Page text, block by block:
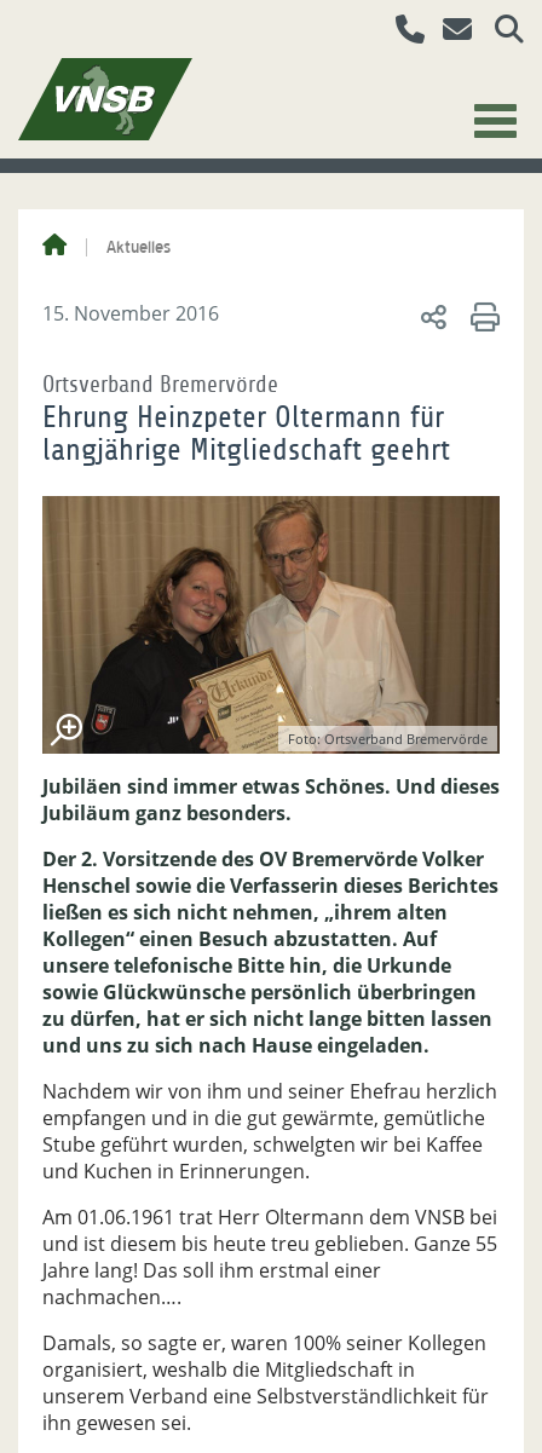
Aktuelles
15. November 2016
Ortsverband Bremervörde
Ehrung Heinzpeter Oltermann für
langjährige Mitgliedschaft geehrt
Foto: Ortsverband Bremervörde
Jubiläen sind immer etwas Schönes. Und dieses
Jubiläum ganz besonders.
Der 2. Vorsitzende des OV Bremervörde Volker
Henschel sowie die Verfasserin dieses Berichtes
ließen es sich nicht nehmen, „ihrem alten
Kollegen“ einen Besuch abzustatten. Auf
unsere telefonische Bitte hin, die Urkunde
sowie Glückwünsche persönlich überbringen
zu dürfen, hat er sich nicht lange bitten lassen
und uns zu sich nach Hause eingeladen.
Nachdem wir von ihm und seiner Ehefrau herzlich
empfangen und in die gut gewärmte, gemütliche
Stube geführt wurden, schwelgten wir bei Kaffee
und Kuchen in Erinnerungen.
Am 01.06.1961 trat Herr Oltermann dem VNSB bei
und ist diesem bis heute treu geblieben. Ganze 55
Jahre lang! Das soll ihm erstmal einer
nachmachen….
Damals, so sagte er, waren 100% seiner Kollegen
organisiert, weshalb die Mitgliedschaft in
unserem Verband eine Selbstverständlichkeit für
ihn gewesen sei.